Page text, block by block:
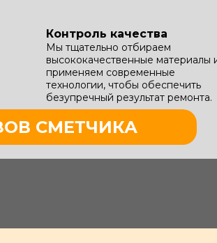
Контроль качества
Мы тщательно отбираем
высококачественные материалы
применяем современные
технологии, чтобы обеспечить
безупречный результат ремонта.
СМЕТЧИКА